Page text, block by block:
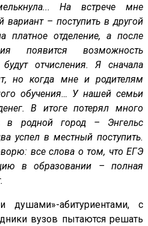
На встрече мне
вариант – поступить в другой
платное отделение, а после
появится возможность
отчисления. Я сначала
но когда мне и родителям
обучения… У нашей семьи
В итоге потерял много
в родной город – Энгельс
успел в местный поступить.
все слова о том, что ЕГЭ
в образовании – полная
абитуриентами, с
вузов пытаются решать